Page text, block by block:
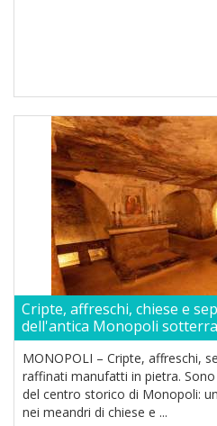
Cripte, affreschi, chiese e
dell'antica Monopoli
MONOPOLI – Cripte, affreschi,
raffinati manufatti in pietra.
del centro storico di Monopoli:
nei meandri di chiese e ...